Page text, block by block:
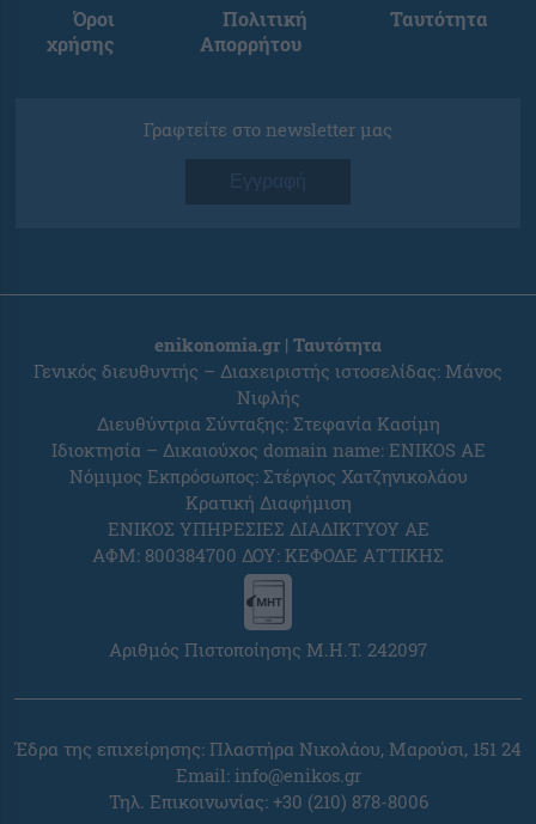
Όροι
χρήσης
Πολιτική
Απορρήτου
Ταυτότητα
Γραφτείτε στο newsletter μας
Εγγραφή
enikonomia.gr | Ταυτότητα
Γενικός διευθυντής – Διαχειριστής ιστοσελίδας: Μάνος
Νιφλής
Διευθύντρια Σύνταξης: Στεφανία Κασίμη
Ιδιοκτησία – Δικαιούχος domain name: ENIKOS AE
Νόμιμος Εκπρόσωπος: Στέργιος Χατζηνικολάου
Κρατική Διαφήμιση
ΕΝΙΚΟΣ ΥΠΗΡΕΣΙΕΣ ΔΙΑΔΙΚΤΥΟΥ ΑΕ
ΑΦΜ: 800384700 ΔΟΥ: ΚΕΦΟΔΕ ΑΤΤΙΚΗΣ
Αριθμός Πιστοποίησης Μ.Η.Τ. 242097
Έδρα της επιχείρησης: Πλαστήρα Νικολάου, Μαρούσι, 151 24
Email: info@enikos.gr
Τηλ. Επικοινωνίας: +30 (210) 878-8006